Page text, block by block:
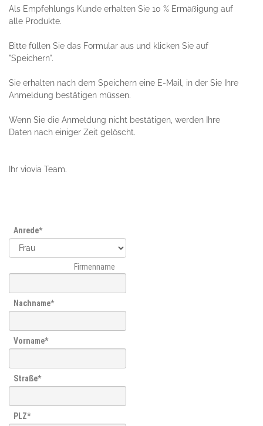
Als Empfehlungs Kunde erhalten Sie 10 % Ermäßigung auf
alle Produkte.
Bitte füllen Sie das Formular aus und klicken Sie auf
"Speichern".
Sie erhalten nach dem Speichern eine E-Mail, in der Sie Ihre
Anmeldung bestätigen müssen.
Wenn Sie die Anmeldung nicht bestätigen, werden Ihre
Daten nach einiger Zeit gelöscht.
Ihr viovia Team.
Anrede
Firmenname
Nachname
Vorname
Straße
PLZ